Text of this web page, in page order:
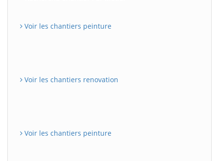
Voir les chantiers peinture
Voir les chantiers renovation
Voir les chantiers peinture